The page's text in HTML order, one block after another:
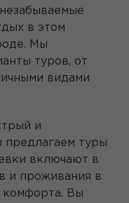
в этом
Мы
туров, от
видами
и
предлагаем туры
включают в
и проживания в
комфорта. Вы